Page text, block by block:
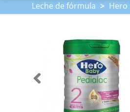
Leche de fórmula > Hero